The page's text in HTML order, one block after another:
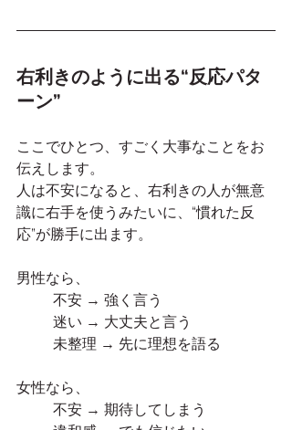
右利きのように出る“反応パタ
ーン”
ここでひとつ、すごく大事なことをお
伝えします。
人は不安になると、右利きの人が無意
識に右手を使うみたいに、“慣れた反
応”が勝手に出ます。
男性なら、
不安 → 強く言う
迷い → 大丈夫と言う
未整理 → 先に理想を語る
女性なら、
不安 → 期待してしまう